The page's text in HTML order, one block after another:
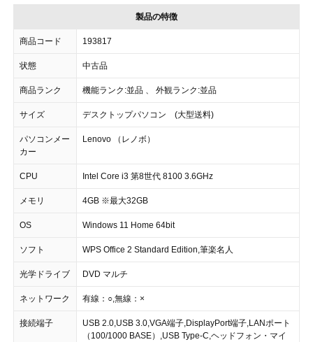
製品の特徴
商品コード 193817
状態 中古品
商品ランク 機能ランク:並品 、 外観ランク:並品
サイズ デスクトップパソコン (大型送料)
パソコンメー
カー
Lenovo （レノボ）
CPU Intel Core i3 第8世代 8100 3.6GHz
メモリ 4GB ※最大32GB
OS Windows 11 Home 64bit
ソフト WPS Office 2 Standard Edition,筆楽名人
光学ドライブ DVD マルチ
ネットワーク 有線：○,無線：×
接続端子
USB 2.0,USB 3.0,VGA端子,DisplayPort端子,LANポート
（100/1000 BASE）,USB Type-C,ヘッドフォン・マイ